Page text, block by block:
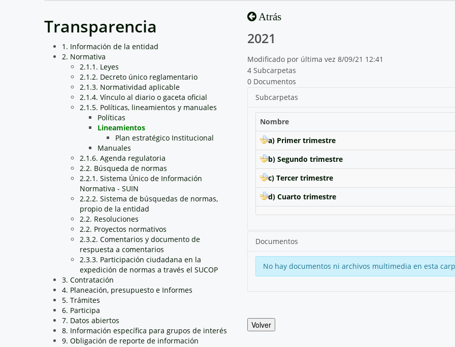
Transparencia
1. Información de la entidad
2. Normativa
2.1.1. Leyes
2.1.2. Decreto único reglamentario
2.1.3. Normatividad aplicable
2.1.4. Vínculo al diario o gaceta oficial
2.1.5. Políticas, lineamientos y manuales
Políticas
Lineamientos
Plan estratégico Institucional
Manuales
2.1.6. Agenda regulatoria
2.2. Búsqueda de normas
2.2.1. Sistema Único de Información
Normativa - SUIN
2.2.2. Sistema de búsquedas de normas,
propio de la entidad
2.2. Resoluciones
2.2. Proyectos normativos
2.3.2. Comentarios y documento de
respuesta a comentarios
2.3.3. Participación ciudadana en la
expedición de normas a través el SUCOP
3. Contratación
4. Planeación, presupuesto e Informes
5. Trámites
6. Participa
7. Datos abiertos
8. Información específica para grupos de interés
9. Obligación de reporte de información
Atrás
2021
Modificado por última vez 8/09/21 12:41
4 Subcarpetas
0 Documentos
Subcarpetas
Nombre
a) Primer trimestre
b) Segundo trimestre
c) Tercer trimestre
d) Cuarto trimestre
Documentos
No hay documentos ni archivos multimedia en esta
Volver